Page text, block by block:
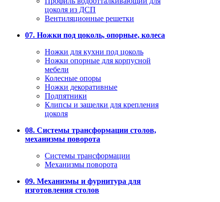
цоколя из ДСП
Вентиляционные решетки
07. Ножки под цоколь, опорные, колеса
Ножки для кухни под цоколь
Ножки опорные для корпусной
мебели
Колесные опоры
Ножки декоративные
Подпятники
Клипсы и защелки для крепления
цоколя
08. Системы трансформации столов,
механизмы поворота
Системы трансформации
Механизмы поворота
09. Механизмы и фурнитура для
изготовления столов